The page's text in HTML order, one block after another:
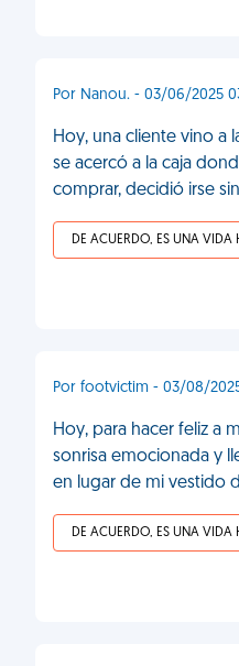
Por Nanou. - 03/06/2025
Hoy, una cliente vino a
se acercó a la caja
comprar, decidió irse sin
DE ACUERDO, ES UNA VIDA
Por footvictim - 03/08/
Hoy, para hacer feliz a
sonrisa emocionada y
en lugar de mi vestido
DE ACUERDO, ES UNA VIDA